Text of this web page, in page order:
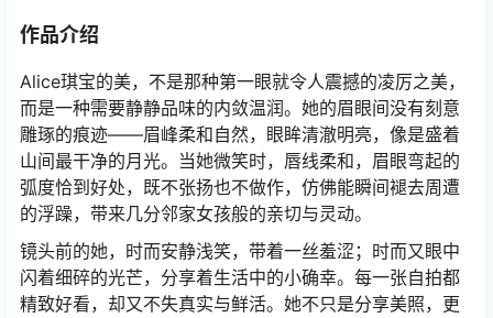
作品介绍
Alice琪宝的美，不是那种第一眼就令人震撼的凌厉之美，
而是一种需要静静品味的内敛温润。她的眉眼间没有刻意
雕琢的痕迹——眉峰柔和自然，眼眸清澈明亮，像是盛着
山间最干净的月光。当她微笑时，唇线柔和，眉眼弯起的
弧度恰到好处，既不张扬也不做作，仿佛能瞬间褪去周遭
的浮躁，带来几分邻家女孩般的亲切与灵动。
镜头前的她，时而安静浅笑，带着一丝羞涩；时而又眼中
闪着细碎的光芒，分享着生活中的小确幸。每一张自拍都
精致好看，却又不失真实与鲜活。她不只是分享美照，更